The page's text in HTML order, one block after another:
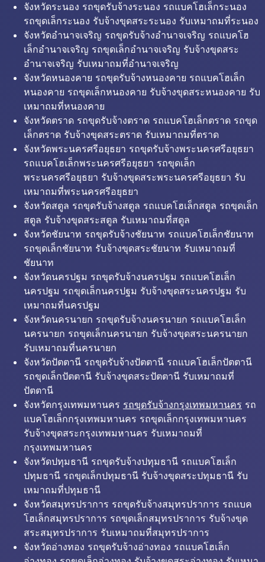
จังหวัดระนอง รถขุดรับจ้างระนอง รถแบคโฮเล็กระนอง
รถขุดเล็กระนอง รับจ้างขุดสระระนอง รับเหมาถมที่ระนอง
จังหวัดอำนาจเจริญ รถขุดรับจ้างอำนาจเจริญ รถแบคโฮ
เล็กอำนาจเจริญ รถขุดเล็กอำนาจเจริญ รับจ้างขุดสระ
อำนาจเจริญ รับเหมาถมที่อำนาจเจริญ
จังหวัดหนองคาย รถขุดรับจ้างหนองคาย รถแบคโฮเล็ก
หนองคาย รถขุดเล็กหนองคาย รับจ้างขุดสระหนองคาย รับ
เหมาถมที่หนองคาย
จังหวัดตราด รถขุดรับจ้างตราด รถแบคโฮเล็กตราด รถขุด
เล็กตราด รับจ้างขุดสระตราด รับเหมาถมที่ตราด
จังหวัดพระนครศรีอยุธยา รถขุดรับจ้างพระนครศรีอยุธยา
รถแบคโฮเล็กพระนครศรีอยุธยา รถขุดเล็ก
พระนครศรีอยุธยา รับจ้างขุดสระพระนครศรีอยุธยา รับ
เหมาถมที่พระนครศรีอยุธยา
จังหวัดสตูล รถขุดรับจ้างสตูล รถแบคโฮเล็กสตูล รถขุดเล็ก
สตูล รับจ้างขุดสระสตูล รับเหมาถมที่สตูล
จังหวัดชัยนาท รถขุดรับจ้างชัยนาท รถแบคโฮเล็กชัยนาท
รถขุดเล็กชัยนาท รับจ้างขุดสระชัยนาท รับเหมาถมที่
ชัยนาท
จังหวัดนครปฐม รถขุดรับจ้างนครปฐม รถแบคโฮเล็ก
นครปฐม รถขุดเล็กนครปฐม รับจ้างขุดสระนครปฐม รับ
เหมาถมที่นครปฐม
จังหวัดนครนายก รถขุดรับจ้างนครนายก รถแบคโฮเล็ก
นครนายก รถขุดเล็กนครนายก รับจ้างขุดสระนครนายก
รับเหมาถมที่นครนายก
จังหวัดปัตตานี รถขุดรับจ้างปัตตานี รถแบคโฮเล็กปัตตานี
รถขุดเล็กปัตตานี รับจ้างขุดสระปัตตานี รับเหมาถมที่
ปัตตานี
จังหวัดกรุงเทพมหานคร รถขุดรับจ้างกรุงเทพมหานคร รถ
แบคโฮเล็กกรุงเทพมหานคร รถขุดเล็กกรุงเทพมหานคร
รับจ้างขุดสระกรุงเทพมหานคร รับเหมาถมที่
กรุงเทพมหานคร
จังหวัดปทุมธานี รถขุดรับจ้างปทุมธานี รถแบคโฮเล็ก
ปทุมธานี รถขุดเล็กปทุมธานี รับจ้างขุดสระปทุมธานี รับ
เหมาถมที่ปทุมธานี
จังหวัดสมุทรปราการ รถขุดรับจ้างสมุทรปราการ รถแบค
โฮเล็กสมุทรปราการ รถขุดเล็กสมุทรปราการ รับจ้างขุด
สระสมุทรปราการ รับเหมาถมที่สมุทรปราการ
จังหวัดอ่างทอง รถขุดรับจ้างอ่างทอง รถแบคโฮเล็ก